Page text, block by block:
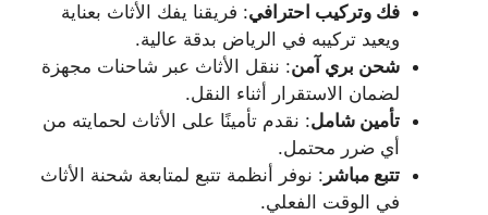
فك وتركيب احترافي: فريقنا يفك الأثاث بعناية
ويعيد تركيبه في الرياض بدقة عالية.
شحن بري آمن: ننقل الأثاث عبر شاحنات مجهزة
لضمان الاستقرار أثناء النقل.
تأمين شامل: نقدم تأمينًا على الأثاث لحمايته من
أي ضرر محتمل.
تتبع مباشر : نوفر أنظمة تتبع لمتابعة شحنة الأثاث
في الوقت الفعلي.